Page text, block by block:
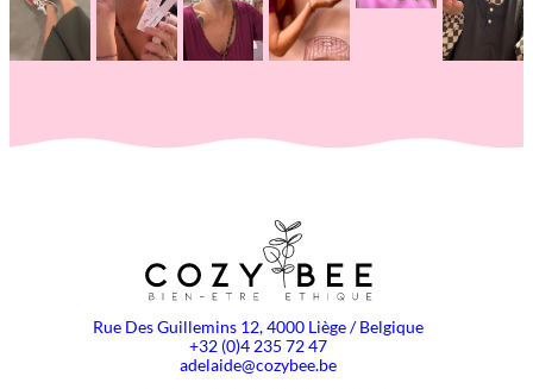
Rue Des Guillemins 12, 4000 Liège / Belgique
+32 (0)4 235 72 47
adelaide@cozybee.be